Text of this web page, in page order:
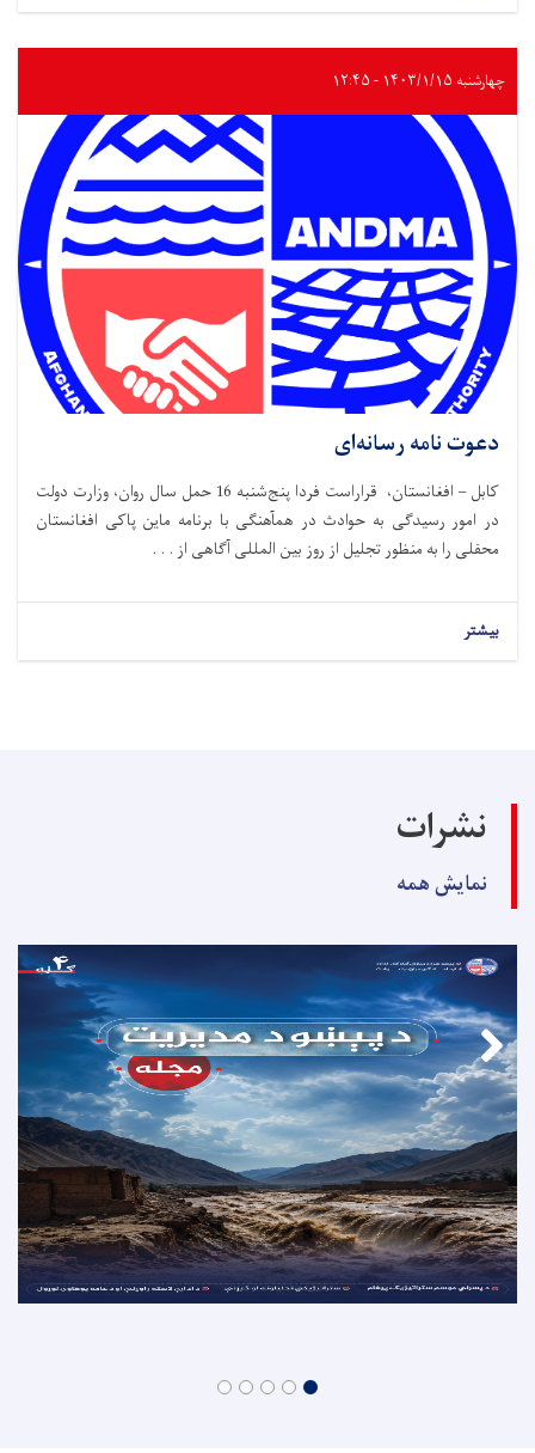
چهارشنبه ۱۴۰۳/۱/۱۵ - ۱۲:۴۵
دعوت نامه رسانه‌ای
کابل – افغانستان، قراراست فردا پنج‌شنبه 16 حمل سال روان، وزارت دولت
در امور رسیدگی به حوادث در همآهنگی با برنامه ماین پاکی افغانستان
محفلی را به منظور تجلیل از روز بین المللی آگاهی از . . .
بیشتر
نشرات
نمایش همه